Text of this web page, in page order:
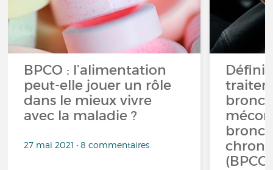
BPCO : l’alimentation
peut-elle jouer un rôle
dans le mieux vivre
avec la maladie ?
27 mai 2021 • 8 commentaires